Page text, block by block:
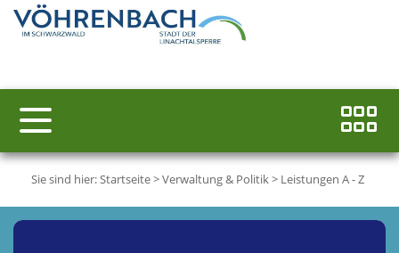
Sie sind hier:Startseite>Verwaltung & Politik> Leistungen A - Z